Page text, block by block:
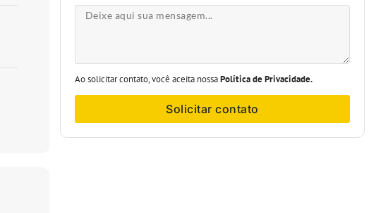
Ao solicitar contato, você aceita nossaPolítica de Privacidade.
Solicitar contato